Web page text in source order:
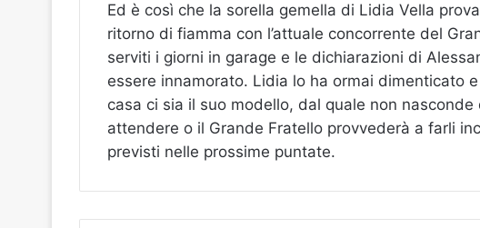
Ed è così che la sorella gemella di Lidia Vella
ritorno di fiamma con l’attuale concorrente del
serviti i giorni in garage e le dichiarazioni di
essere innamorato. Lidia lo ha ormai dimenticato
casa ci sia il suo modello, dal quale non
attendere o il Grande Fratello provvederà a farli
previsti nelle prossime puntate.